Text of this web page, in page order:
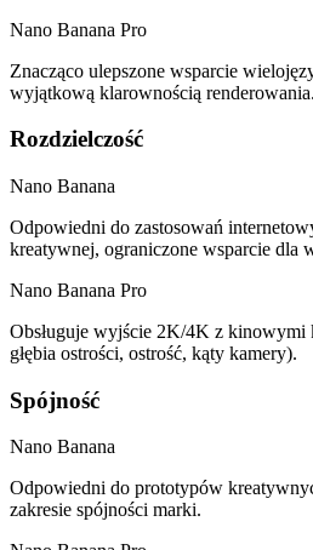
Nano Banana Pro
Znacząco ulepszone wsparcie
wyjątkową klarownością renderowania.
Rozdzielczość
Nano Banana
Odpowiedni do zastosowań
kreatywnej, ograniczone wsparcie dla
Nano Banana Pro
Obsługuje wyjście 2K/4K z kinowymi
głębia ostrości, ostrość, kąty kamery).
Spójność
Nano Banana
Odpowiedni do prototypów
zakresie spójności marki.